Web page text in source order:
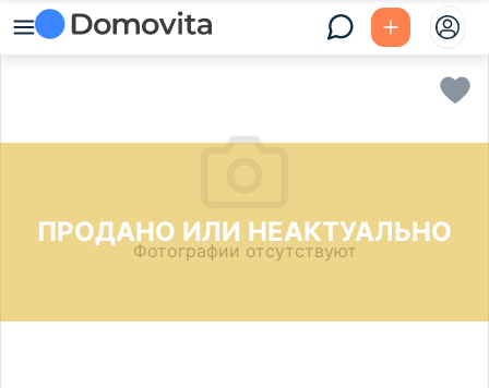
ПРОДАНО ИЛИ НЕАКТУАЛЬНО
Фотографии отсутствуют